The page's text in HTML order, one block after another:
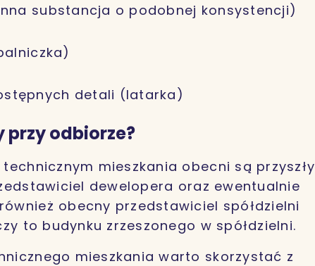
substancja o podobnej konsystencji)
detali (latarka)
przy odbiorze?
mieszkania obecni są przyszły
dewelopera oraz ewentualnie
obecny przedstawiciel spółdzielni
to budynku zrzeszonego w spółdzielni.
mieszkania warto skorzystać z